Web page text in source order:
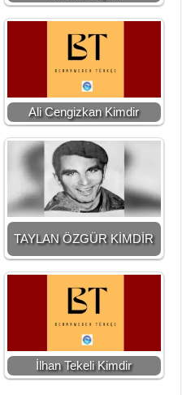
Ali Cengizkan Kimdir
TAYLAN ÖZGÜR KİMDİR
İlhan Tekeli Kimdir